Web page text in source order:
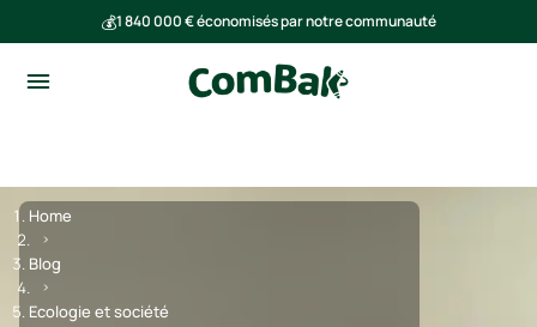
💰1 840 000 € économisés par notre communauté
Home
Blog
Ecologie et société